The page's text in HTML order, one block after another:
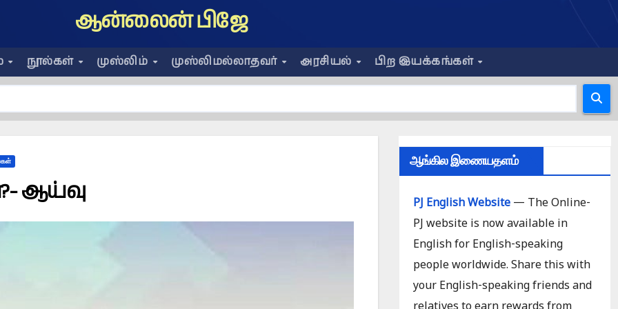
ஆன்லைன் பிஜே
நூல்கள் முஸ்லிம் முஸ்லிமல்லாதவர் அரசியல் பிற இயக்கங்கள்
ஆய்வு
ஆங்கில இணையதளம்
PJ English Website— The Online-
PJ website is now available in
English for English-speaking
people worldwide. Share this with
your English-speaking friends and